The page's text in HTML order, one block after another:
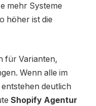
mehr Systeme
höher ist die
für Varianten,
Wenn alle im
deutlich
Shopify Agentur